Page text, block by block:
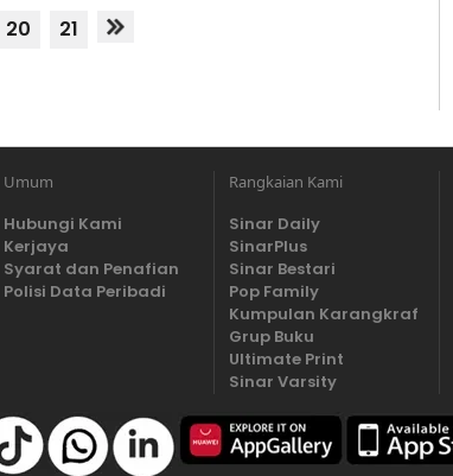
20 21
Umum
Hubungi Kami
Kerjaya
Syarat dan Penafian
Polisi Data Peribadi
Rangkaian Kami
Sinar Daily
SinarPlus
Sinar Bestari
Pop Family
Kumpulan Karangkraf
Grup Buku
Ultimate Print
Sinar Varsity